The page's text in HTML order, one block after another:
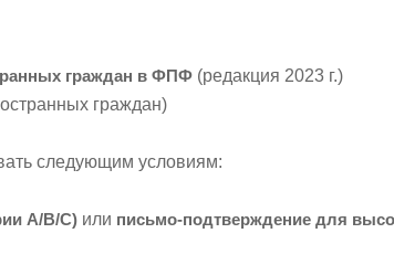
граждан в ФПФ (редакция 2023 г.)
граждан)
следующим условиям:
A/B/C) или письмо-подтверждение для